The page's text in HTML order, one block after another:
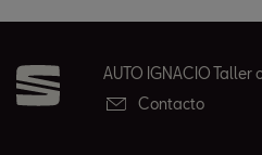
AUTO IGNACIO Taller
Contacto